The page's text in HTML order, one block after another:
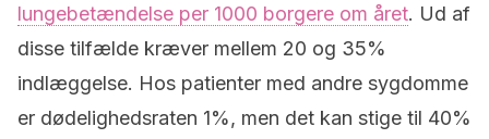
lungebetændelse per 1000 borgere om året. Ud af
disse tilfælde kræver mellem 20 og 35%
indlæggelse. Hos patienter med andre sygdomme
er dødelighedsraten 1%, men det kan stige til 40%